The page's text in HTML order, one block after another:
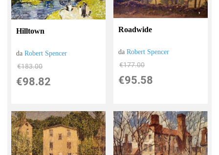
Hilltown
daRobert Spencer
€183.00
€98.82
Roadwide
daRobert Spencer
€177.00
€95.58